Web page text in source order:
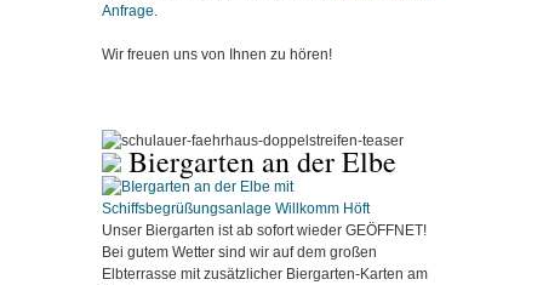
Anfrage.
Wir freuen uns von Ihnen zu hören!
Biergarten an der Elbe
Unser Biergarten ist ab sofort wieder GEÖFFNET!
Bei gutem Wetter sind wir auf dem großen
Elbterrasse mit zusätzlicher Biergarten-Karten am